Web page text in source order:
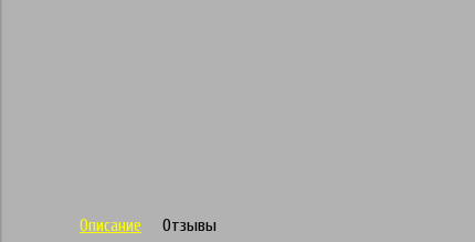
Описание Отзывы